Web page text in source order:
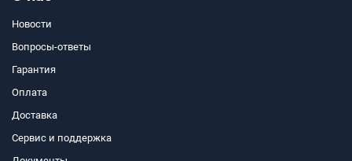
Новости
Вопросы-ответы
Гарантия
Оплата
Доставка
Сервис и поддержка